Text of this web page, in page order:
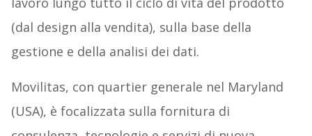
(dal design alla vendita), sulla base della
gestione e della analisi dei dati.
Movilitas, con quartier generale nel Maryland
(USA), è focalizzata sulla fornitura di